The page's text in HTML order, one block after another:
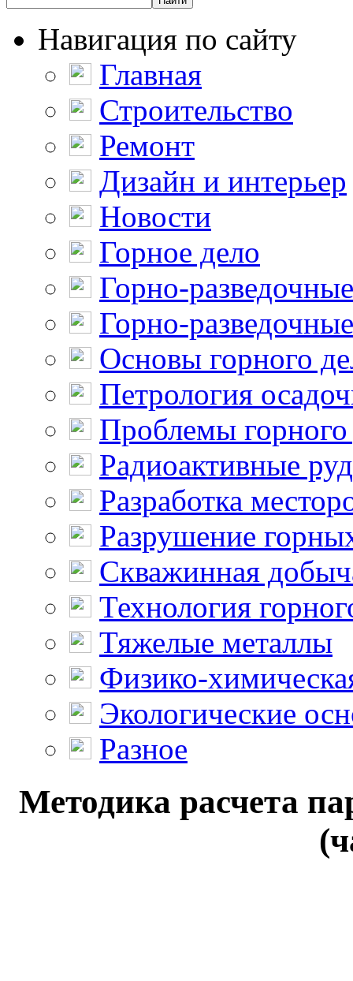
Навигация по сайту
Главная
Строительство
Ремонт
Дизайн и интерьер
Новости
Горное дело
Горно-
Горно-
Основы горного
Петрология
Проблемы горного
Радиоактивные
Разработка
Разрушение
Скважинная
Технология
Тяжелые металлы
Физико-
Экологические
Разное
Методика расчета